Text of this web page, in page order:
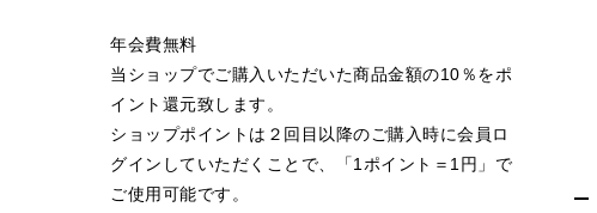
年会費無料
当ショップでご購入いただいた商品金額の10％をポ
イント還元致します。
ショップポイントは２回目以降のご購入時に会員ロ
グインしていただくことで、「1ポイント＝1円」で
ご使用可能です。